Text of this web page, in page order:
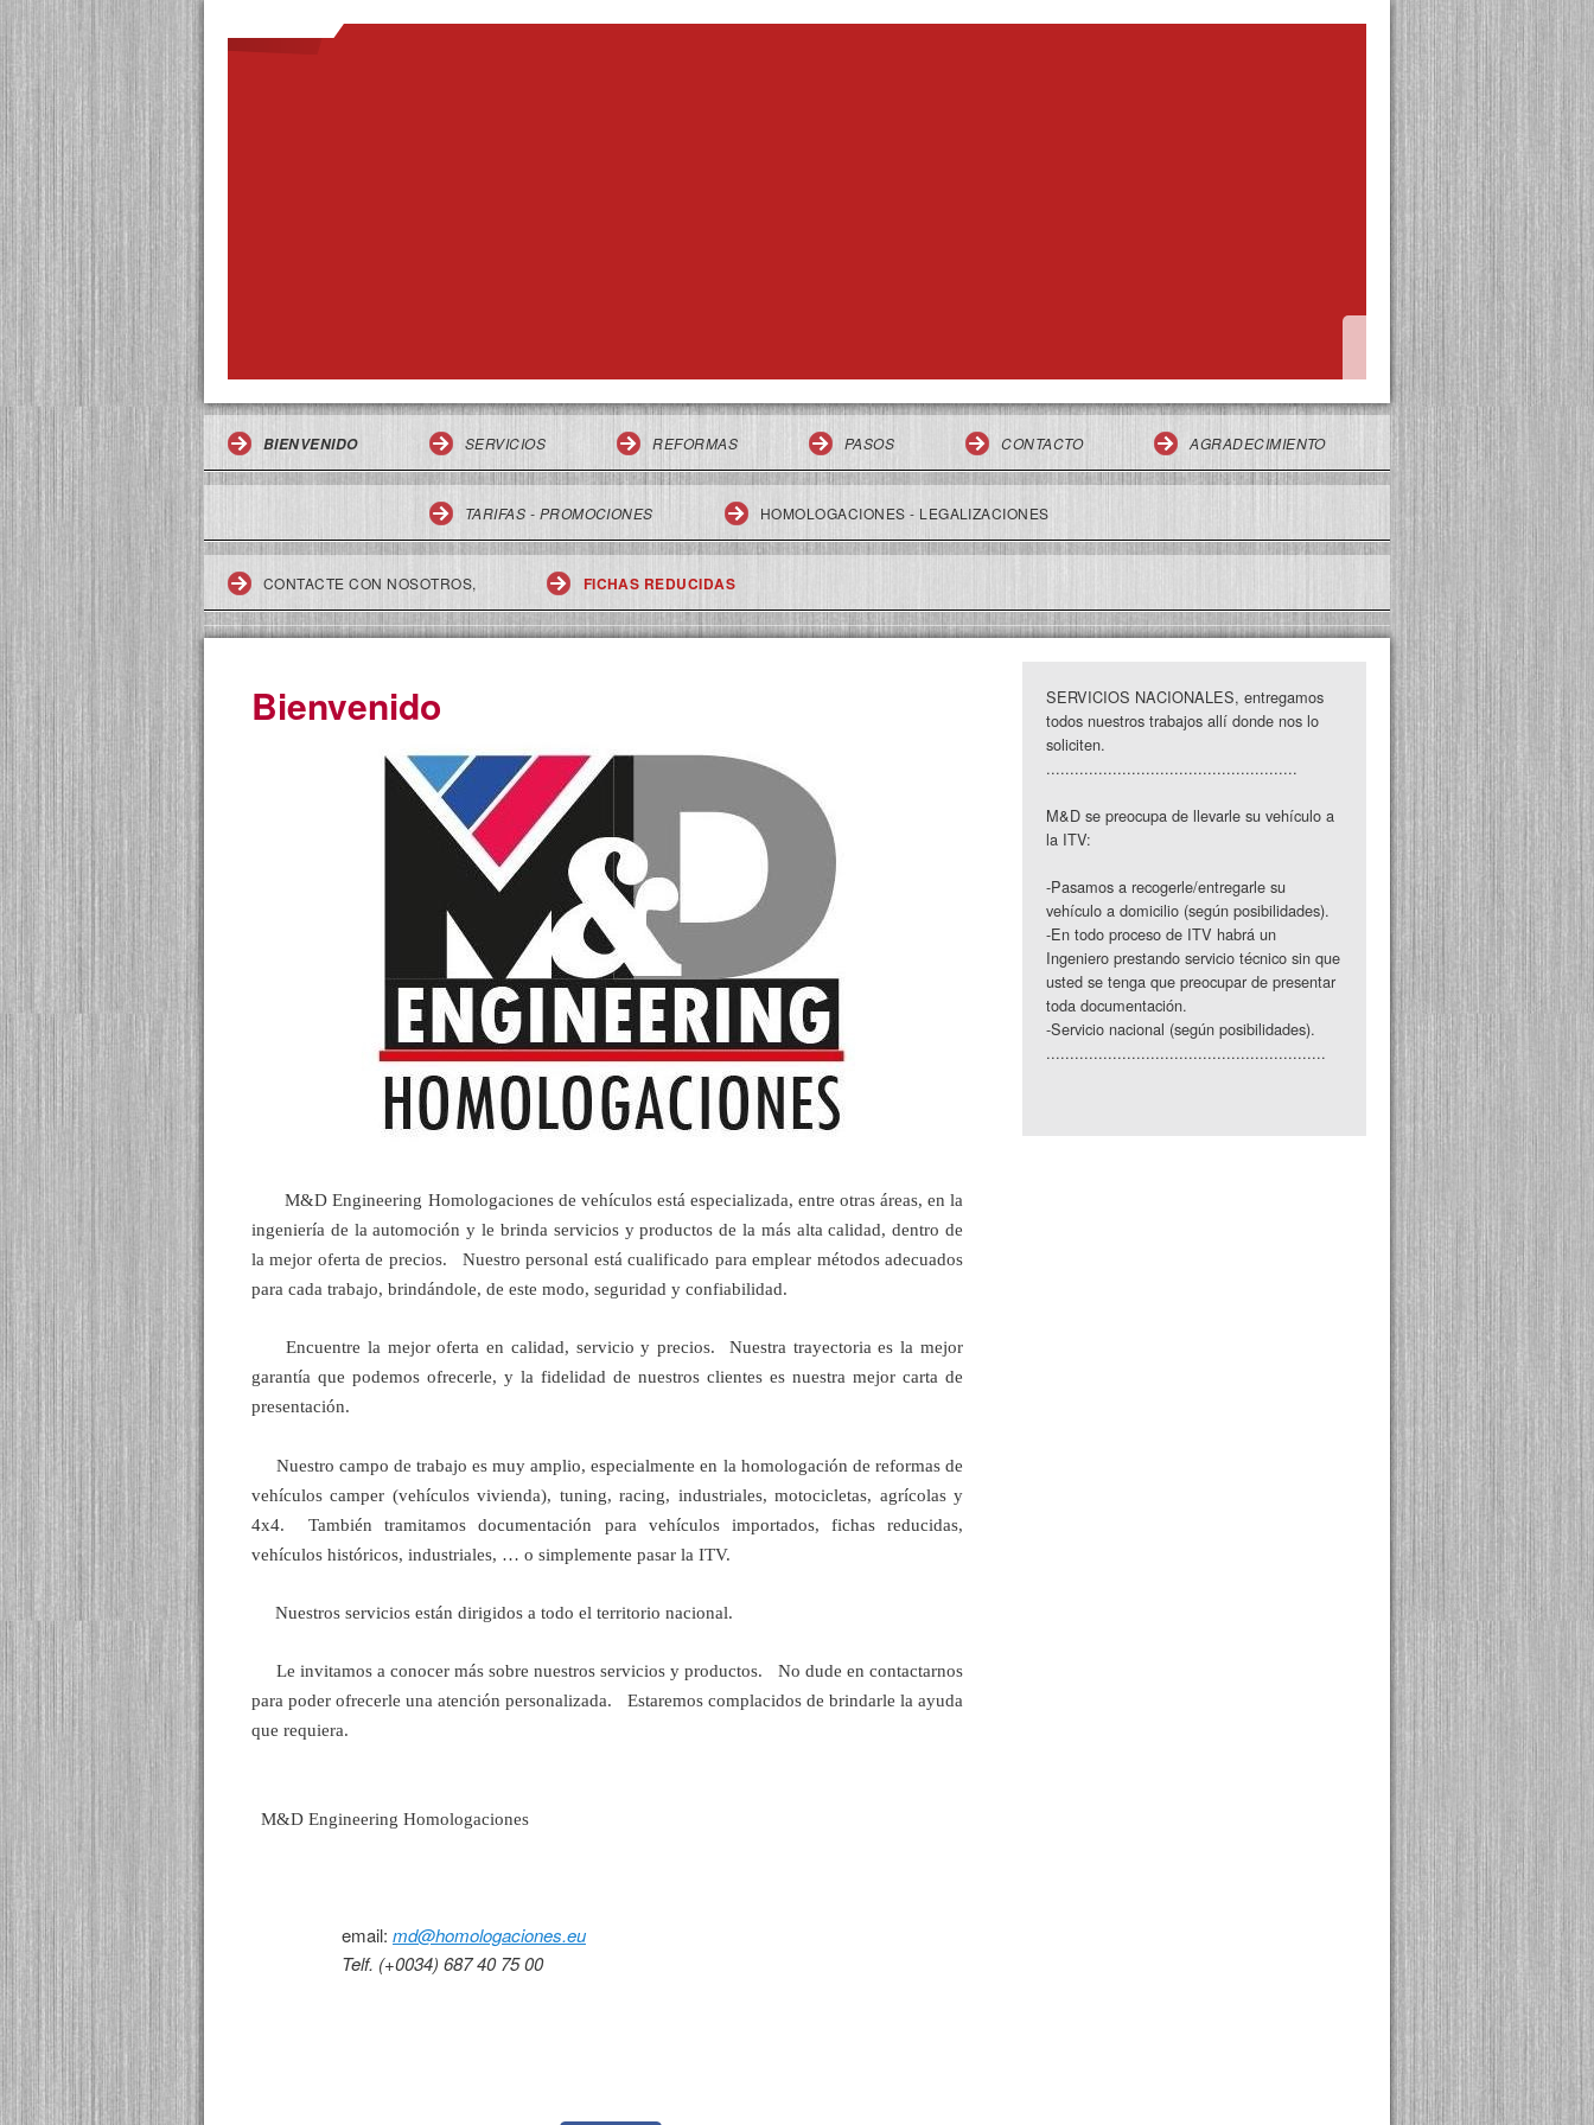
BIENVENIDO SERVICIOS REFORMAS PASOS CONTACTO AGRADECIMIENTO
TARIFAS - PROMOCIONES HOMOLOGACIONES - LEGALIZACIONES
CONTACTE CON NOSOTROS, FICHAS REDUCIDAS
Bienvenido
M&D Engineering Homologaciones de vehículos está especializada, entre otras áreas, en la
ingeniería de la automoción y le brinda servicios y productos de la más alta calidad, dentro de
la mejor oferta de precios. Nuestro personal está cualificado para emplear métodos adecuados
para cada trabajo, brindándole, de este modo, seguridad y confiabilidad.
Encuentre la mejor oferta en calidad, servicio y precios. Nuestra trayectoria es la mejor
garantía que podemos ofrecerle, y la fidelidad de nuestros clientes es nuestra mejor carta de
presentación.
Nuestro campo de trabajo es muy amplio, especialmente en la homologación de reformas de
vehículos camper (vehículos vivienda), tuning, racing, industriales, motocicletas, agrícolas y
4x4. También tramitamos documentación para vehículos importados, fichas reducidas,
vehículos históricos, industriales, … o simplemente pasar la ITV.
Nuestros servicios están dirigidos a todo el territorio nacional.
Le invitamos a conocer más sobre nuestros servicios y productos. No dude en contactarnos
para poder ofrecerle una atención personalizada. Estaremos complacidos de brindarle la ayuda
que requiera.
M&D Engineering Homologaciones
email: md@homologaciones.eu
Telf. (+0034) 687 40 75 00
SERVICIOS NACIONALES, entregamos
todos nuestros trabajos allí donde nos lo
soliciten.
.....................................................
M&D se preocupa de llevarle su vehículo a
la ITV:
-Pasamos a recogerle/entregarle su
vehículo a domicilio (según posibilidades).
-En todo proceso de ITV habrá un
Ingeniero prestando servicio técnico sin que
usted se tenga que preocupar de presentar
toda documentación.
-Servicio nacional (según posibilidades).
...........................................................